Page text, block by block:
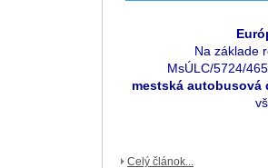
Eur
Na základe
MsÚLC/5724/
mestská autobusová
Celý článok...